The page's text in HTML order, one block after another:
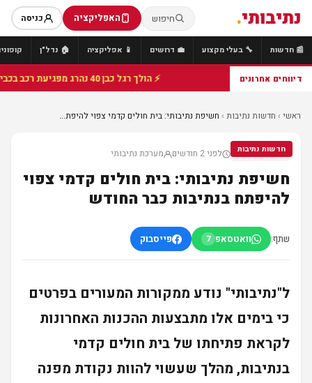
נתיבותי. חיפוש האפליקציה כניסה
📰 חדשות 🔧 בעלי מקצוע 💼 דרושים 📱 אפליקציה 🏠 נדל"ן
דיווחים אחרונים ⚡ הולך רגל כבן 40 נהרג מפגיעת רכב בכביש 25 סמוך לצומת הנשיא, מתנדבי זק"א פועלו בזירה
ראשי › חדשות נתיבות › חשיפת נתיבותי: בית חולים קדמי צפוי להיפת...
חדשות נתיבות
חדשות נתיבות לפני 2 חודשים מערכת נתיבותי
חשיפת נתיבותי: בית חולים קדמי צפוי
להיפתח בנתיבות כבר החודש
שתף: וואטסאפ 7 פייסבוק
ל"נתיבותי" נודע ממקורות המעורים בפרטים
כי בימים אלו מתבצעות ההכנות האחרונות
לקראת פתיחתו של בית חולים קדמי
בנתיבות, מהלך שעשוי להוות נקודת מפנה